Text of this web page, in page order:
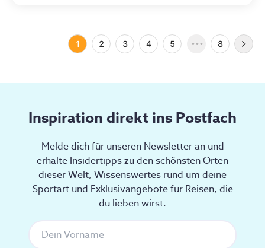
1 2 3 4 5 ••• 8
Inspiration direkt ins Postfach
Melde dich für unseren Newsletter an und
erhalte Insidertipps zu den schönsten Orten
dieser Welt, Wissenswertes rund um deine
Sportart und Exklusivangebote für Reisen, die
du lieben wirst.